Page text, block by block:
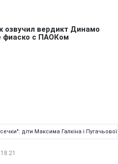
діти Максима Галкіна і